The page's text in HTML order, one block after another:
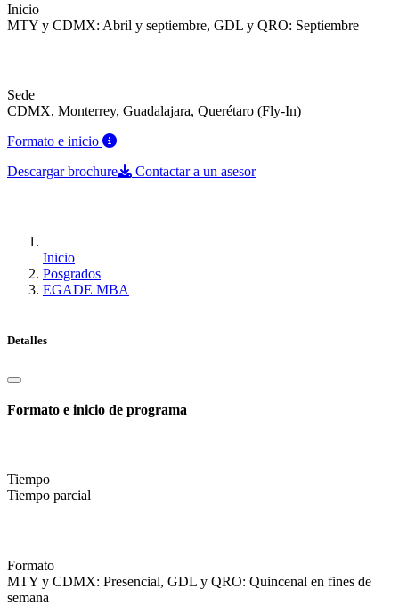
Inicio
MTY y CDMX: Abril y septiembre, GDL y QRO: Septiembre
Sede
CDMX, Monterrey, Guadalajara, Querétaro (Fly-In)
Formato e inicio
Descargar brochure
Contactar a un asesor
Inicio
Posgrados
EGADE MBA
Detalles
Formato e inicio de programa
Tiempo
Tiempo parcial
Formato
MTY y CDMX: Presencial, GDL y QRO: Quincenal en fines de
semana